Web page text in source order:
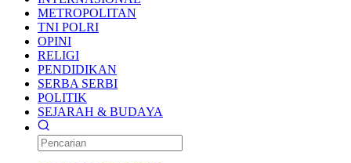
METROPOLITAN
TNI POLRI
OPINI
RELIGI
PENDIDIKAN
SERBA SERBI
POLITIK
SEJARAH & BUDAYA